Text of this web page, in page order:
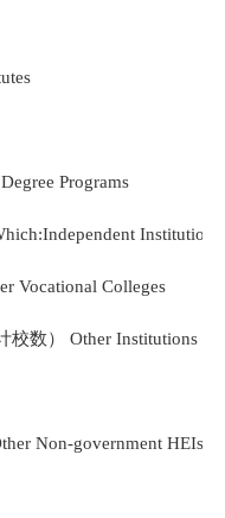
Programs
Institutions
Vocational Colleges
数） Other Institutions
Non-government HEIs